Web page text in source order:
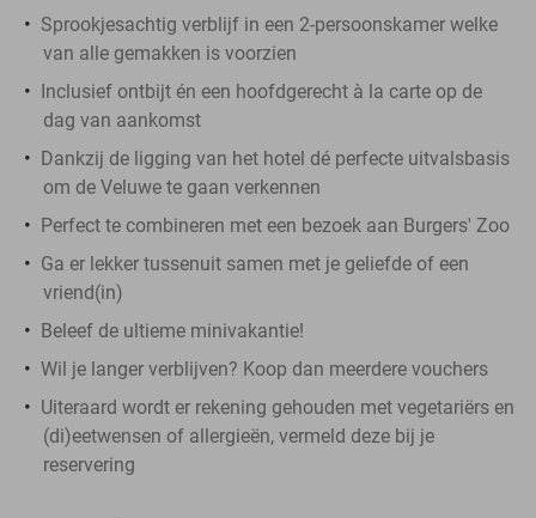
Sprookjesachtig verblijf in een 2-persoonskamer welke
van alle gemakken is voorzien
Inclusief ontbijt én een hoofdgerecht à la carte op de
dag van aankomst
Dankzij de ligging van het hotel dé perfecte uitvalsbasis
om de Veluwe te gaan verkennen
Perfect te combineren met een bezoek aan Burgers' Zoo
Ga er lekker tussenuit samen met je geliefde of een
vriend(in)
Beleef de ultieme minivakantie!
Wil je langer verblijven? Koop dan meerdere vouchers
Uiteraard wordt er rekening gehouden met vegetariërs en
(di)eetwensen of allergieën, vermeld deze bij je
reservering